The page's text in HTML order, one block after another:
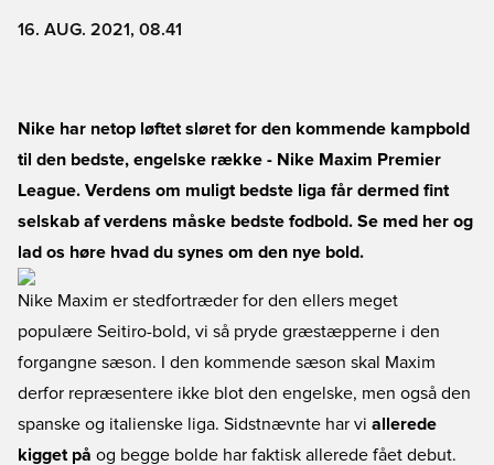
16. AUG. 2021, 08.41
Nike har netop løftet sløret for den kommende kampbold
til den bedste, engelske række - Nike Maxim Premier
League. Verdens om muligt bedste liga får dermed fint
selskab af verdens måske bedste fodbold. Se med her og
lad os høre hvad du synes om den nye bold.
Nike Maxim er stedfortræder for den ellers meget
populære Seitiro-bold, vi så pryde græstæpperne i den
forgangne sæson. I den kommende sæson skal Maxim
derfor repræsentere ikke blot den engelske, men også den
spanske og italienske liga. Sidstnævnte har vi allerede
kigget på og begge bolde har faktisk allerede fået debut.